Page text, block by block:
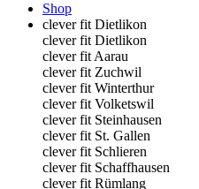
Shop
clever fit Dietlikon
clever fit Dietlikon
clever fit Aarau
clever fit Zuchwil
clever fit Winterthur
clever fit Volketswil
clever fit Steinhausen
clever fit St. Gallen
clever fit Schlieren
clever fit Schaffhausen
clever fit Rümlang